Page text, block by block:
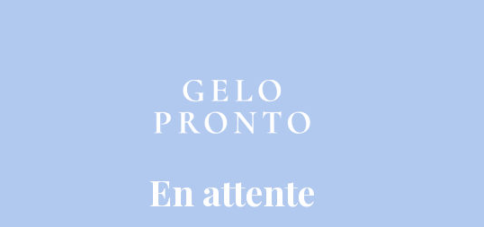
En attente